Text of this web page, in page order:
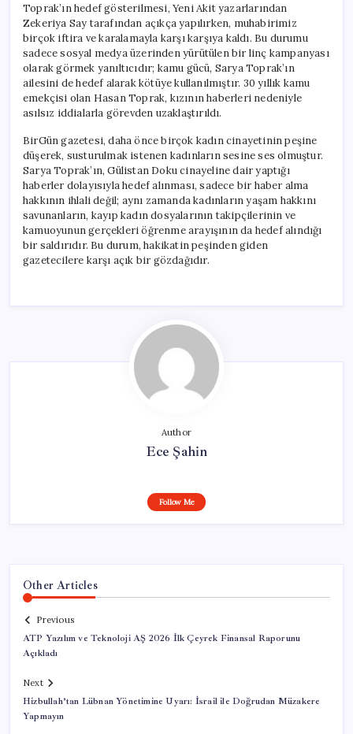
Toprak’ın hedef gösterilmesi, Yeni Akit yazarlarından
Zekeriya Say tarafından açıkça yapılırken, muhabirimiz
birçok iftira ve karalamayla karşı karşıya kaldı. Bu durumu
sadece sosyal medya üzerinden yürütülen bir linç kampanyası
olarak görmek yanıltıcıdır; kamu gücü, Sarya Toprak’ın
ailesini de hedef alarak kötüye kullanılmıştır. 30 yıllık kamu
emekçisi olan Hasan Toprak, kızının haberleri nedeniyle
asılsız iddialarla görevden uzaklaştırıldı.
BirGün gazetesi, daha önce birçok kadın cinayetinin peşine
düşerek, susturulmak istenen kadınların sesine ses olmuştur.
Sarya Toprak’ın, Gülistan Doku cinayeline dair yaptığı
haberler dolayısıyla hedef alınması, sadece bir haber alma
hakkının ihlali değil; aynı zamanda kadınların yaşam hakkını
savunanların, kayıp kadın dosyalarının takipçilerinin ve
kamuoyunun gerçekleri öğrenme arayışının da hedef alındığı
bir saldırıdır. Bu durum, hakikatin peşinden giden
gazetecilere karşı açık bir gözdağıdır.
Author
Ece Şahin
Follow Me
Other Articles
Previous
ATP Yazılım ve Teknoloji AŞ 2026 İlk Çeyrek Finansal Raporunu
Açıkladı
Next
Hizbullah’tan Lübnan Yönetimine Uyarı: İsrail ile Doğrudan Müzakere
Yapmayın